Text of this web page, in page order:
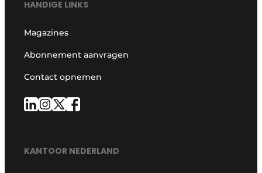
HANDIGE LINKS
Magazines
Abonnement aanvragen
Contact opnemen
KANTOOR NEDERLAND